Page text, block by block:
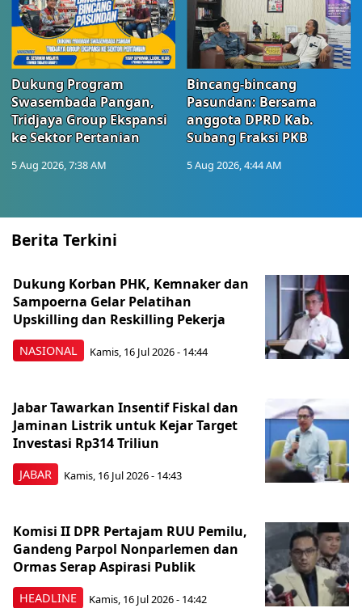
Dukung Program
Swasembada Pangan,
Tridjaya Group Ekspansi
ke Sektor Pertanian
5 Aug 2026, 7:38 AM
Bincang-bincang
Pasundan: Bersama
anggota DPRD Kab.
Subang Fraksi PKB
5 Aug 2026, 4:44 AM
Berita Terkini
NASIONAL
Dukung Korban PHK, Kemnaker dan
Sampoerna Gelar Pelatihan
Upskilling dan Reskilling Pekerja
Kamis, 16 Jul 2026 - 14:44
JABAR
Jabar Tawarkan Insentif Fiskal dan
Jaminan Listrik untuk Kejar Target
Investasi Rp314 Triliun
Kamis, 16 Jul 2026 - 14:43
HEADLINE
Komisi II DPR Pertajam RUU Pemilu,
Gandeng Parpol Nonparlemen dan
Ormas Serap Aspirasi Publik
Kamis, 16 Jul 2026 - 14:42